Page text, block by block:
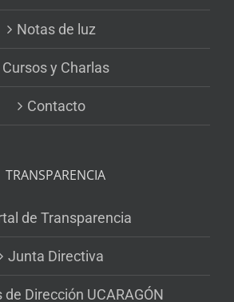
Notas de luz
Cursos y Charlas
Contacto
TRANSPARENCIA
de Transparencia
Junta Directiva
de Dirección UCARAGÓN